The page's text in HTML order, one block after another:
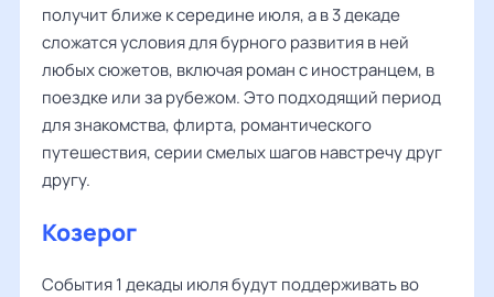
получит ближе к середине июля, а в 3 декаде
сложатся условия для бурного развития в ней
любых сюжетов, включая роман с иностранцем, в
поездке или за рубежом. Это подходящий период
для знакомства, флирта, романтического
путешествия, серии смелых шагов навстречу друг
другу.
Козерог
События 1 декады июля будут поддерживать во